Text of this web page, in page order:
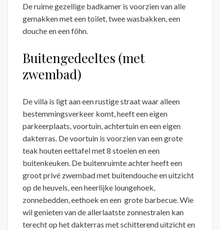
De ruime gezellige badkamer is voorzien van alle
gemakken met een toilet, twee wasbakken, een
douche en een föhn.
Buitengedeeltes (met
zwembad)
De villa is ligt aan een rustige straat waar alleen
bestemmingsverkeer komt, heeft een eigen
parkeerplaats, voortuin, achtertuin en een eigen
dakterras. De voortuin is voorzien van een grote
teak houten eettafel met 8 stoelen en een
buitenkeuken. De buitenruimte achter heeft een
groot privé zwembad met buitendouche en uitzicht
op de heuvels, een heerlijke loungehoek,
zonnebedden, eethoek en een grote barbecue. Wie
wil genieten van de allerlaatste zonnestralen kan
terecht op het dakterras met schitterend uitzicht en